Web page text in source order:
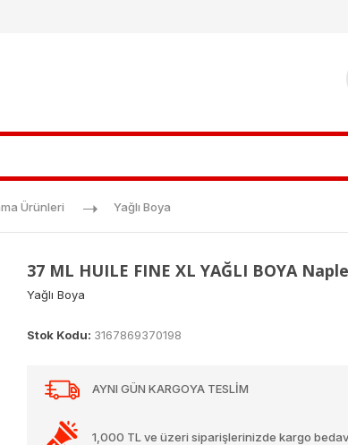
Ürünleri Yağlı Boya
37 ML HUILE FINE XL YAĞLI BOYA
Yağlı Boya
Stok Kodu: 3167869370198
AYNI GÜN KARGOYA TESLİM
1,000 TL ve üzeri siparişlerinizde kargo